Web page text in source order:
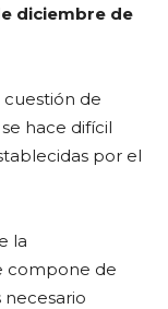
diciembre de
cuestión de
hace difícil
por el
la
compone de
necesario